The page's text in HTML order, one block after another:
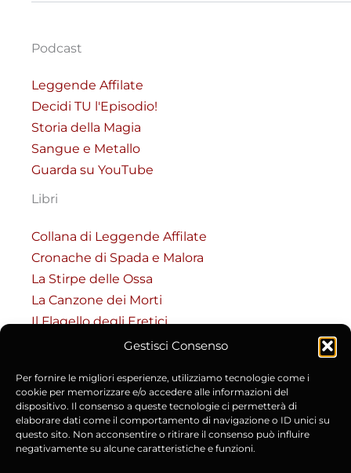
Gestisci Consenso
Per fornire le migliori esperienze, utilizziamo tecnologie come i
cookie per memorizzare e/o accedere alle informazioni del
dispositivo. Il consenso a queste tecnologie ci permetterà di
elaborare dati come il comportamento di navigazione o ID unici su
questo sito. Non acconsentire o ritirare il consenso può influire
negativamente su alcune caratteristiche e funzioni.
Podcast
Leggende Affilate
Decidi TU l'Episodio!
Storia della Magia
Sangue e Metallo
Guarda su YouTube
Libri
Collana di Leggende Affilate
Cronache di Spada e Malora
La Stirpe delle Ossa
La Canzone dei Morti
Il Flagello degli Eretici
Codice del Masnadiero
Accesso al Codice (Riservato)
Cronache e Fonti Storiche
Chi è Lorenzo Manara